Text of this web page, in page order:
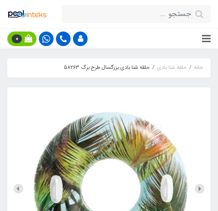
0
خانه حلقه شنا بادی حلقه شنا بادی بزرگسال طرح برگ 58263